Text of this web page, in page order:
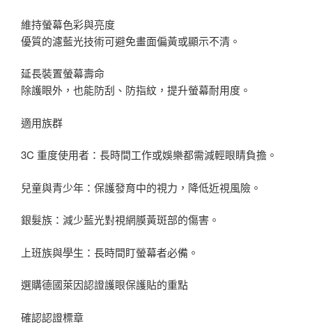
維持螢幕色彩與亮度
優質的濾藍光技術可避免畫面偏黃或顯示不清。
延長裝置螢幕壽命
除護眼外，也能防刮、防指紋，提升螢幕耐用度。
適用族群
3C 重度使用者：長時間工作或娛樂都需減輕眼睛負擔。
兒童與青少年：保護發育中的視力，降低近視風險。
銀髮族：減少藍光對視網膜黃斑部的傷害。
上班族與學生：長時間盯螢幕者必備。
選購德國萊因認證護眼保護貼的重點
確認認證標章